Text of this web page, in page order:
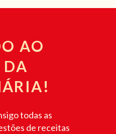
AO
todas as
de receitas